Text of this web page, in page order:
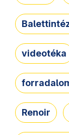
videotéka
Renoir